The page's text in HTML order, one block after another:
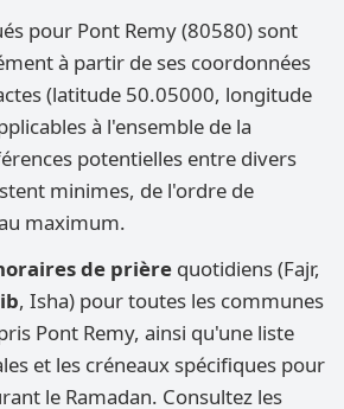
pour Pont Remy (80580) sont
à partir de ses coordonnées
(latitude 50.05000, longitude
à l'ensemble de la
potentielles entre divers
minimes, de l'ordre de
maximum.
de prière quotidiens (Fajr,
, Isha) pour toutes les communes
Pont Remy, ainsi qu'une liste
et les créneaux spécifiques pour
le Ramadan. Consultez les